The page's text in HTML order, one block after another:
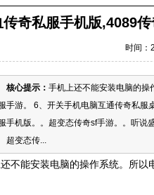
传奇私服手机版,4089
时间：
心提示： 手机上还不能安装电脑的操
手游。 6、开关手机电脑互通传奇私服
手机版。。超变态传奇sf手游。。听说
变态传...
不能安装电脑的操作系统。所以